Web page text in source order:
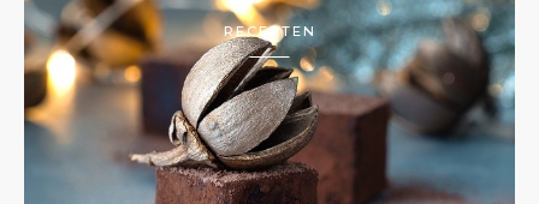
RECEPTEN